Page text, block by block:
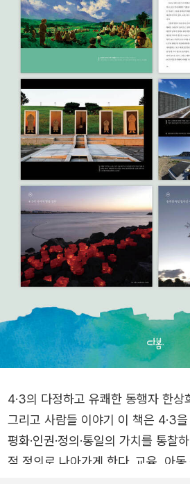
4·3의 다정하고 유쾌한 동행자 한상희 박사가 건네는 4·3
그리고 사람들 이야기 이 책은 4·3을 역사적으로 직면하고,
평화·인권·정의·통일의 가치를 통찰
적 정의로 나아가게 한다. 교육, 아동․청소년 전문 출판사 ‘다